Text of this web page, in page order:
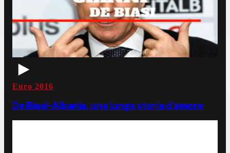
Euro 2016
De Biasi-Albania, una lunga storia d'amore